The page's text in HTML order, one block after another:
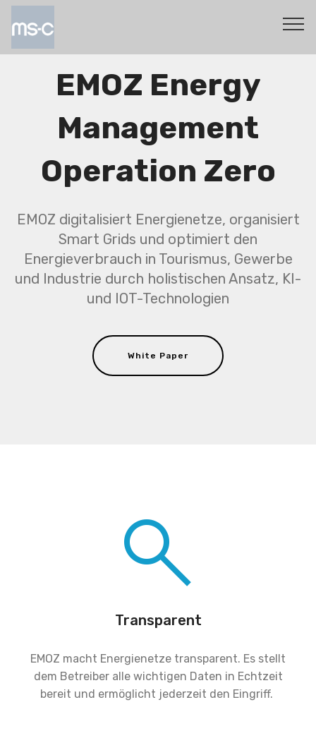
EMOZ Energy
Management
Operation Zero
EMOZ digitalisiert Energienetze, organisiert
Smart Grids und optimiert den
Energieverbrauch in Tourismus, Gewerbe
und Industrie durch holistischen Ansatz, KI-
und IOT-Technologien
White Paper
Transparent
EMOZ macht Energienetze transparent. Es stellt
dem Betreiber alle wichtigen Daten in Echtzeit
bereit und ermöglicht jederzeit den Eingriff.